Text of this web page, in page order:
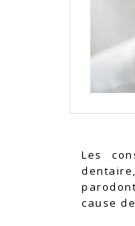
Les
cause